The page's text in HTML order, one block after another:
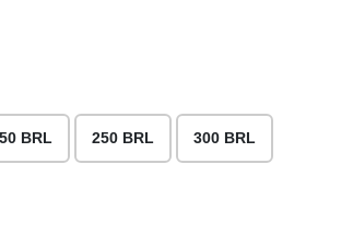
BRL 250 BRL 300 BRL